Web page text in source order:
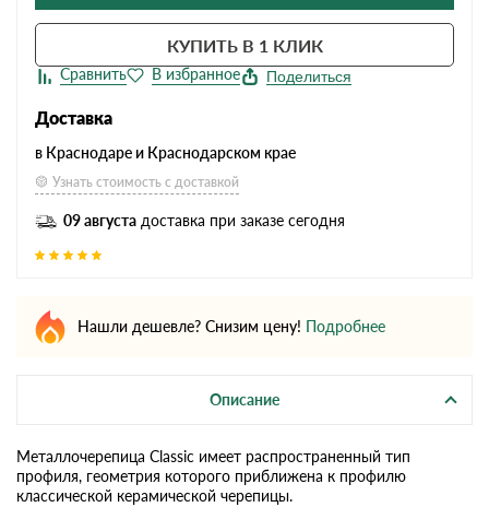
КУПИТЬ В 1 КЛИК
Поделиться
Доставка
в Краснодаре и Краснодарском крае
Узнать стоимость с доставкой
09 августа доставка при заказе сегодня
Нашли дешевле? Снизим цену! Подробнее
Описание
Металлочерепица Classic имеет распространенный тип
профиля, геометрия которого приближена к профилю
классической керамической черепицы.